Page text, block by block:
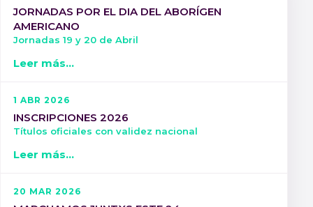
JORNADAS POR EL DIA DEL ABORÍGEN
AMERICANO
Jornadas 19 y 20 de Abril
Leer más...
1 ABR 2026
INSCRIPCIONES 2026
Títulos oficiales con validez nacional
Leer más...
20 MAR 2026